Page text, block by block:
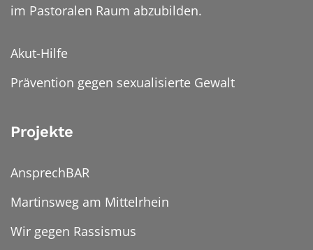
im Pastoralen Raum abzubilden.
Akut-Hilfe
Prävention gegen sexualisierte Gewalt
Projekte
AnsprechBAR
Martinsweg am Mittelrhein
Wir gegen Rassismus